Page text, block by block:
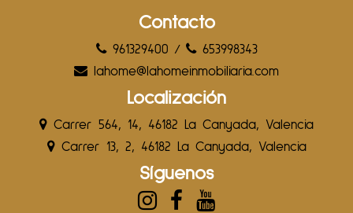
Contacto
961329400 /
653998343
lahome@lahomeinmobiliaria.com
Localización
Carrer 564, 14, 46182 La Canyada, Valencia
Carrer 13, 2, 46182 La Canyada, Valencia
Síguenos